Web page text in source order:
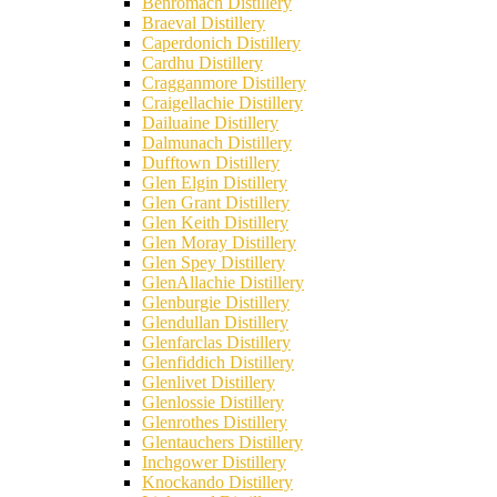
Braeval Distillery
Caperdonich Distillery
Cardhu Distillery
Cragganmore Distillery
Craigellachie Distillery
Dailuaine Distillery
Dalmunach Distillery
Dufftown Distillery
Glen Elgin Distillery
Glen Grant Distillery
Glen Keith Distillery
Glen Moray Distillery
Glen Spey Distillery
GlenAllachie Distillery
Glenburgie Distillery
Glendullan Distillery
Glenfarclas Distillery
Glenfiddich Distillery
Glenlivet Distillery
Glenlossie Distillery
Glenrothes Distillery
Glentauchers Distillery
Inchgower Distillery
Knockando Distillery